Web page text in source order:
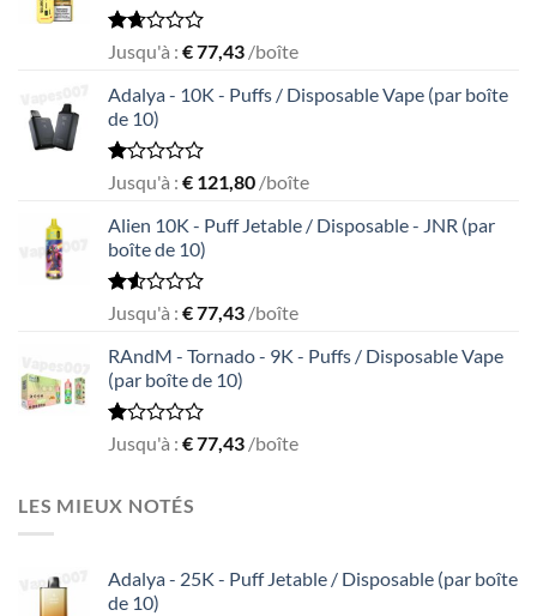
Rated
out
of
5
Jusqu'à : €77,43 /boîte
Adalya - 10K - Puffs / Disposable Vape (par boîte
de 10)
Rated
out
of
5
Jusqu'à : € 121,80 /boîte
Alien 10K - Puff Jetable / Disposable - JNR (par
boîte de 10)
Rated
out
of
5
Jusqu'à : €77,43 /boîte
RAndM - Tornado - 9K - Puffs / Disposable Vape
(par boîte de 10)
Rated
of
5
Jusqu'à : €77,43 /boîte
LES MIEUX NOTÉS
Adalya - 25K - Puff Jetable / Disposable (par boîte
de 10)